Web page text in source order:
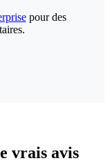
pour des
vrais avis